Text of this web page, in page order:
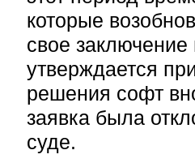
которые
свое заключение
утверждается
решения софт
заявка была
суде.